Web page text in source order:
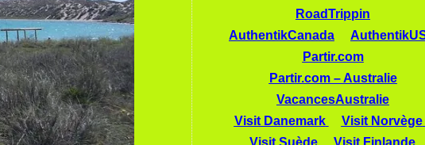
RoadTrippin
AuthentikCanada
Partir.com
Partir.com – Australie
VacancesAustralie
Visit Danemark
Visit Norvège
Visit Suède
Visit Finlande